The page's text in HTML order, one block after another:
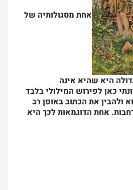
אחת מסגולותיה של
היא שהיא אינה
כאן לפירוש המילולי בלבד
ולהבין את הכתוב באופן רב
אחת הדוגמאות לכך היא